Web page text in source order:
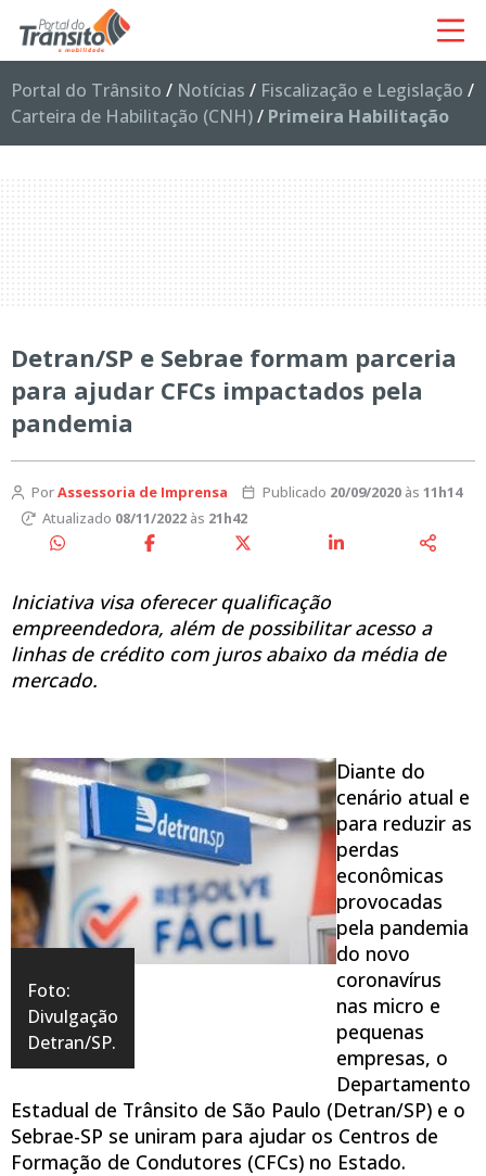
Portal do Trânsito / Notícias / Fiscalização e Legislação /
Carteira de Habilitação (CNH)/ Primeira Habilitação
Detran/SP e Sebrae formam parceria
para ajudar CFCs impactados pela
pandemia
PorAssessoria de Imprensa Publicado 20/09/2020às 11h14
Atualizado 08/11/2022às 21h42
Iniciativa visa oferecer qualificação
empreendedora, além de possibilitar acesso a
linhas de crédito com juros abaixo da média de
mercado.
Foto:
Divulgação
Detran/SP.
Diante do
cenário atual e
para reduzir as
perdas
econômicas
provocadas
pela pandemia
do novo
coronavírus
nas micro e
pequenas
empresas, o
Departamento
Estadual de Trânsito de São Paulo (Detran/SP) e o
Sebrae-SP se uniram para ajudar os Centros de
Formação de Condutores (CFCs) no Estado.